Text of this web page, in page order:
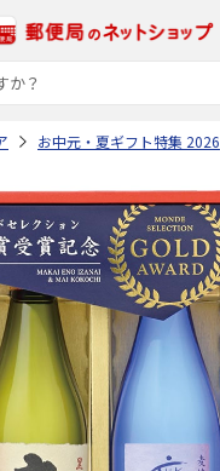
お中元・夏ギフト特集 2026